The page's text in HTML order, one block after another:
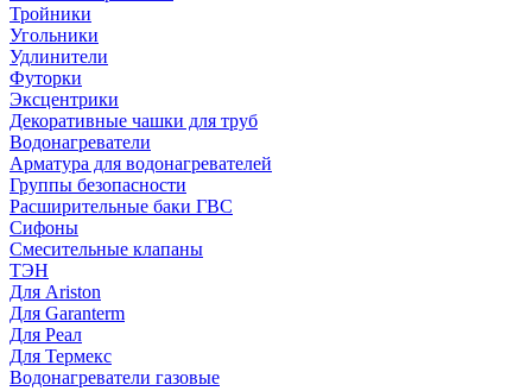
Тройники
Угольники
Удлинители
Футорки
Эксцентрики
Декоративные чашки для труб
Водонагреватели
Арматура для водонагревателей
Группы безопасности
Расширительные баки ГВС
Сифоны
Смесительные клапаны
ТЭН
Для Ariston
Для Garanterm
Для Реал
Для Термекс
Водонагреватели газовые